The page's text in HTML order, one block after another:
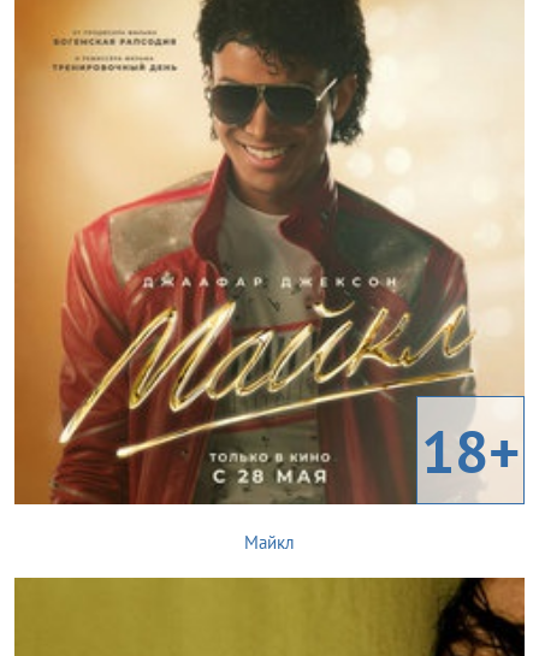
18+
Майкл